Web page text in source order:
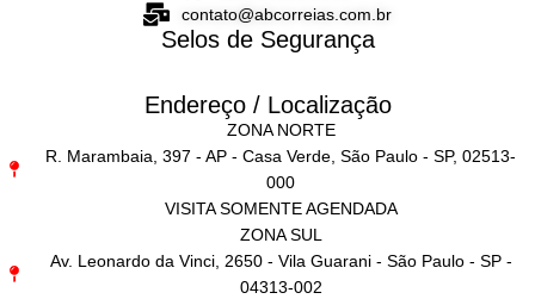
contato@abcorreias.com.br
Selos de Segurança
Endereço / Localização
ZONA NORTE
R. Marambaia, 397 - AP - Casa Verde, São Paulo - SP, 02513-
000
VISITA SOMENTE AGENDADA
ZONA SUL
Av. Leonardo da Vinci, 2650 - Vila Guarani - São Paulo - SP -
04313-002